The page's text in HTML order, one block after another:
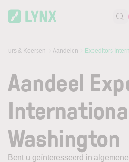
Beurs & Koersen Aandelen Expeditors
Aandeel
Washington
Bent u geïnteresseerd in